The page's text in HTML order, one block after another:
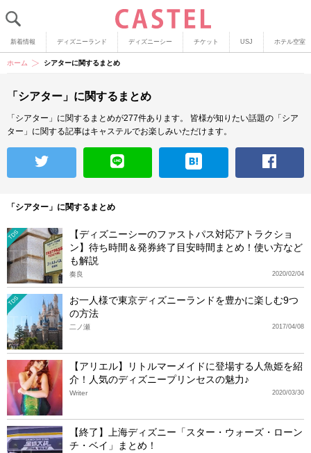
新着情報 ディズニーランド ディズニーシー チケット USJ ホテル空室
ホーム シアターに関するまとめ
「シアター」に関するまとめ
「シアター」に関するまとめが277件あります。
皆様が知りたい話題の「シア
ター」に関する記事はキャステルでお楽しみいただけます。
「シアター」に関するまとめ
TDS
【ディズニーシーのファストパス対応アトラクショ
ン】待ち時間＆発券終了目安時間まとめ！使い方など
も解説
2020/02/04
奏良
TDS
お一人様で東京ディズニーランドを豊かに楽しむ9つ
の方法
2017/04/08
二ノ瀬
【アリエル】リトルマーメイドに登場する人魚姫を紹
介！人気のディズニープリンセスの魅力♪
2020/03/30
Writer
【終了】上海ディズニー「スター・ウォーズ・ローン
チ・ベイ」まとめ！